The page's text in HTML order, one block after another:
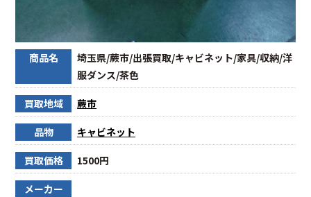
商品名
埼玉県/蕨市/出張買取/キャビネット/家具/収納/洋
服ダンス/茶色
買取地域 蕨市
品物 キャビネット
買取価格 1500円
メーカー